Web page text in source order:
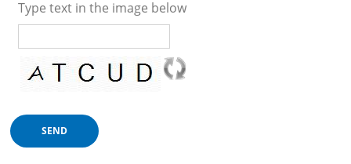
Type text in the image below